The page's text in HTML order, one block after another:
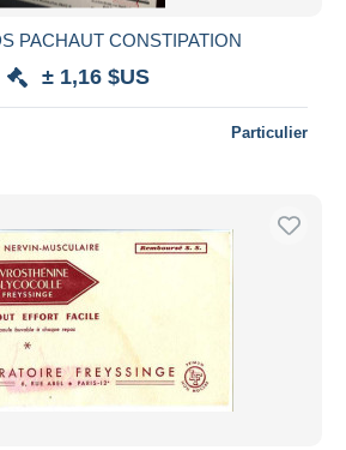
PACHAUT CONSTIPATION
± 1,16 $US
Particulier